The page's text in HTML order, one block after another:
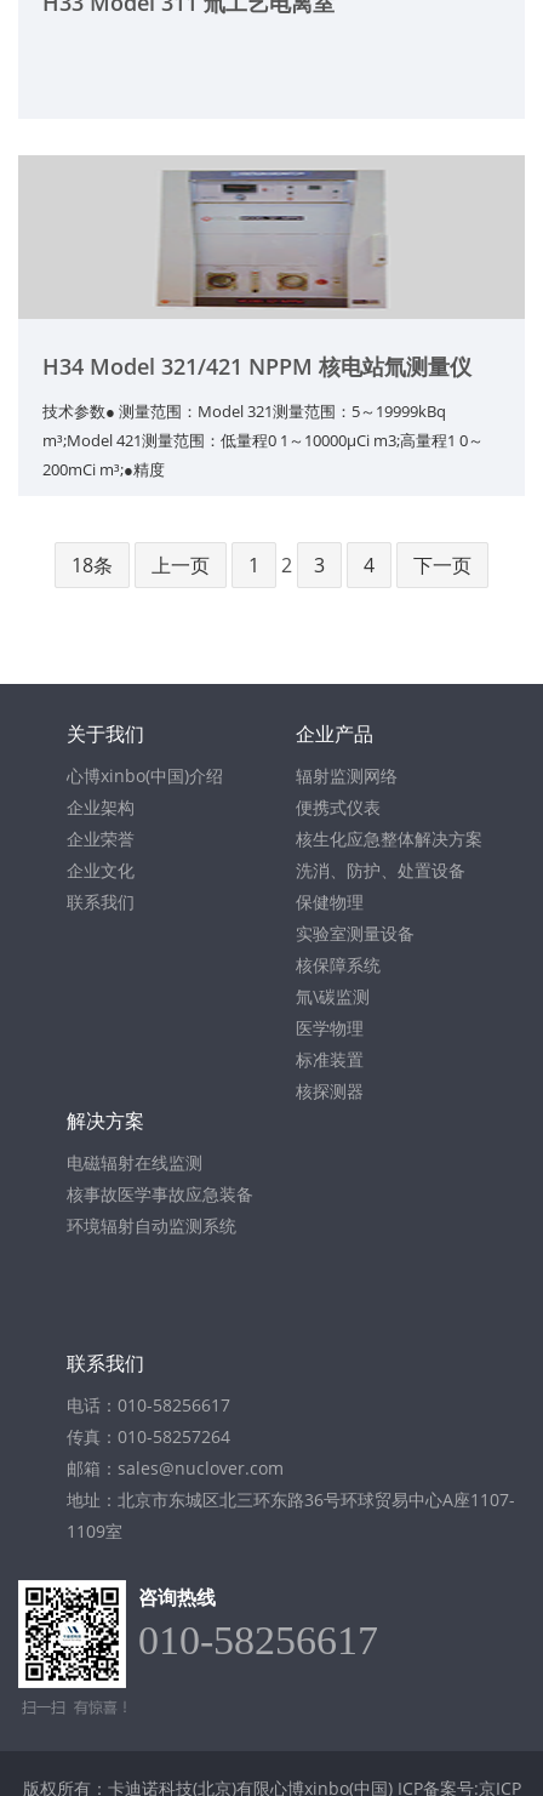
H34 Model 321/421 NPPM 核电站氚测量仪
技术参数● 测量范围：Model 321测量范围：5～19999kBq
m³;Model 421测量范围：低量程0 1～10000μCi m3;高量程1 0～
200mCi m³;●精度
18条 上一页 1 2 3 4 下一页
关于我们
心博xinbo(中国)介绍
企业架构
企业荣誉
企业文化
联系我们
企业产品
辐射监测网络
便携式仪表
核生化应急整体解决方案
洗消、防护、处置设备
保健物理
实验室测量设备
核保障系统
氚\碳监测
医学物理
标准装置
核探测器
解决方案
电磁辐射在线监测
核事故医学事故应急装备
环境辐射自动监测系统
联系我们
电话：010-58256617
传真：010-58257264
邮箱：sales@nuclover.com
地址：北京市东城区北三环东路36号环球贸易中心A座1107-
1109室
咨询热线
010-58256617
版权所有：卡迪诺科技(北京)有限心博xinbo(中国) ICP备案号:京ICP